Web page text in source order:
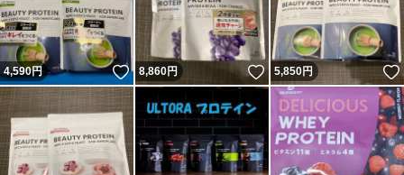
4,590円 いいね！
8,860円 いいね！
5,850円